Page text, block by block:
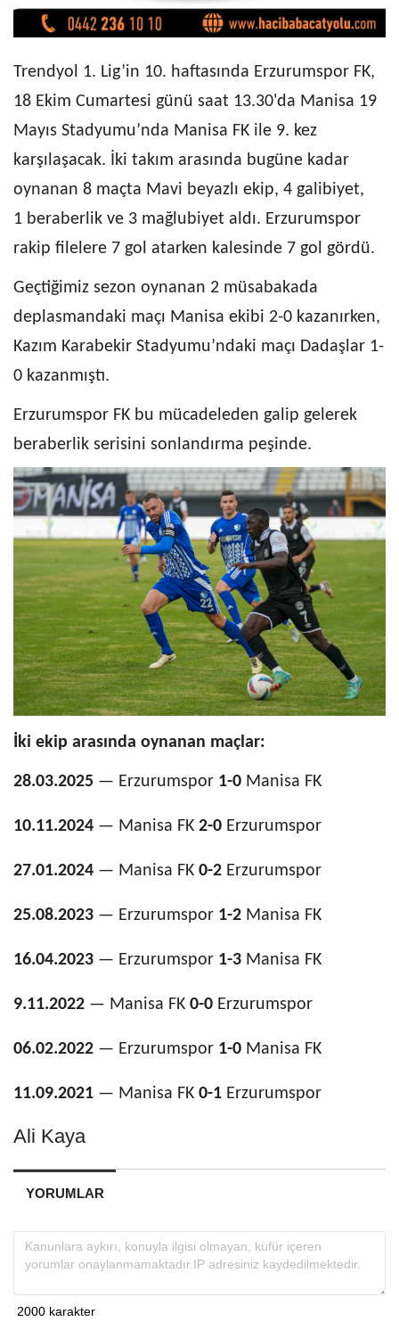
Trendyol 1. Lig’in 10. haftasında Erzurumspor FK,
18 Ekim Cumartesi günü saat 13.30'da Manisa 19
Mayıs Stadyumu’nda Manisa FK ile 9. kez
karşılaşacak. İki takım arasında bugüne kadar
oynanan 8 maçta Mavi beyazlı ekip, 4 galibiyet,
1 beraberlik ve 3 mağlubiyet aldı. Erzurumspor
rakip filelere 7 gol atarken kalesinde 7 gol gördü.
Geçtiğimiz sezon oynanan 2 müsabakada
deplasmandaki maçı Manisa ekibi 2-0 kazanırken,
Kazım Karabekir Stadyumu’ndaki maçı Dadaşlar 1-
0 kazanmıştı.
Erzurumspor FK bu mücadeleden galip gelerek
beraberlik serisini sonlandırma peşinde.
İki ekip arasında oynanan maçlar:
28.03.2025 — Erzurumspor 1-0 Manisa FK
10.11.2024 — Manisa FK 2-0 Erzurumspor
27.01.2024 — Manisa FK 0-2 Erzurumspor
25.08.2023 — Erzurumspor 1-2 Manisa FK
16.04.2023 — Erzurumspor 1-3 Manisa FK
9.11.2022 — Manisa FK 0-0 Erzurumspor
06.02.2022 — Erzurumspor 1-0 Manisa FK
11.09.2021 — Manisa FK 0-1 Erzurumspor
Ali Kaya
YORUMLAR